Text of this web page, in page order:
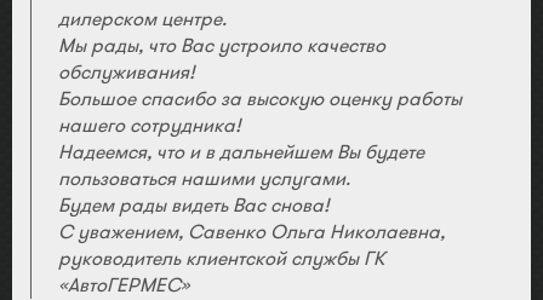
дилерском центре.
Мы рады, что Вас устроило качество
обслуживания!
Большое спасибо за высокую оценку работы
нашего сотрудника!
Надеемся, что и в дальнейшем Вы будете
пользоваться нашими услугами.
Будем рады видеть Вас снова!
С уважением, Савенко Ольга Николаевна,
руководитель клиентской службы ГК
«АвтоГЕРМЕС»